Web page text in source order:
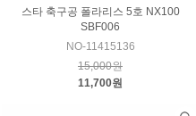
스타 축구공 폴라리스 5호 NX100
SBF006
NO-11415136
15,000원
11,700원